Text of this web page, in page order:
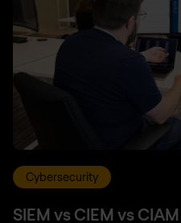
Cybersecurity
SIEM vs CIEM vs CIAM